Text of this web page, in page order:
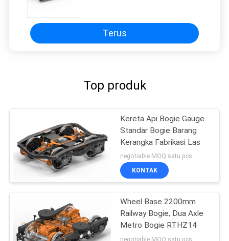
Terus
Top produk
Kereta Api Bogie Gauge
Standar Bogie Barang
Kerangka Fabrikasi Las
negotiable MOQ:satu pcs
KONTAK
Wheel Base 2200mm
Railway Bogie, Dua Axle
Metro Bogie RTHZ14
negotiable MOQ:satu pcs